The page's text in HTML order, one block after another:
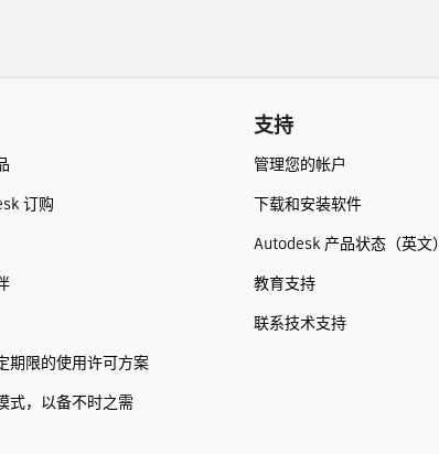
订购
期限的使用许可方案
式，以备不时之需
支持
管理您的帐户
下载和安装软件
Autodesk 产品状态（英文）
教育支持
联系技术支持